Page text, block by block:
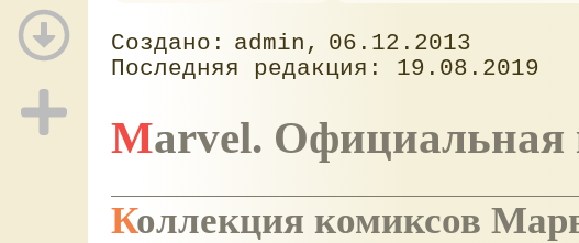
admin
06.12.2013
19.08.2019
Marvel.
Коллекция комиксов